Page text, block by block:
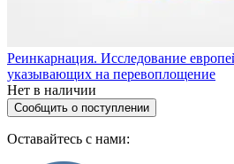
Реинкарнация. Исследование
указывающих на перевоплощение
Нет в наличии
Сообщить о поступлении
Оставайтесь с нами: